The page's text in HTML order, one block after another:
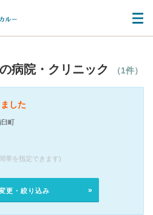
病院・クリニック （1件）
した
臼町
帯を指定できます)
更・絞り込み